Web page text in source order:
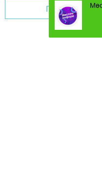
Перейти на